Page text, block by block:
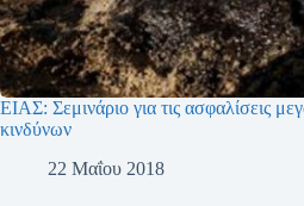
ΕΙΑΣ: Σεμινάριο για τις ασφαλίσεις
κινδύνων
22 Μαΐου 2018